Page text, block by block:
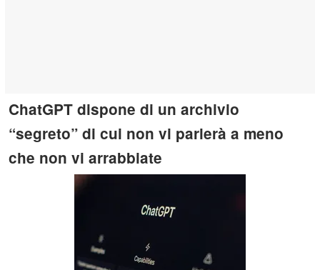
ChatGPT dispone di un archivio
“segreto” di cui non vi parlerà a meno
che non vi arrabbiate